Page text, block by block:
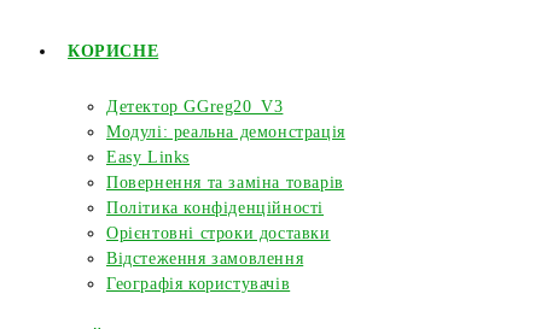
КОРИСНЕ
Детектор GGreg20_V3
Модулі: реальна демонстрація
Easy Links
Повернення та заміна товарів
Політика конфіденційності
Орієнтовні строки доставки
Відстеження замовлення
Географія користувачів